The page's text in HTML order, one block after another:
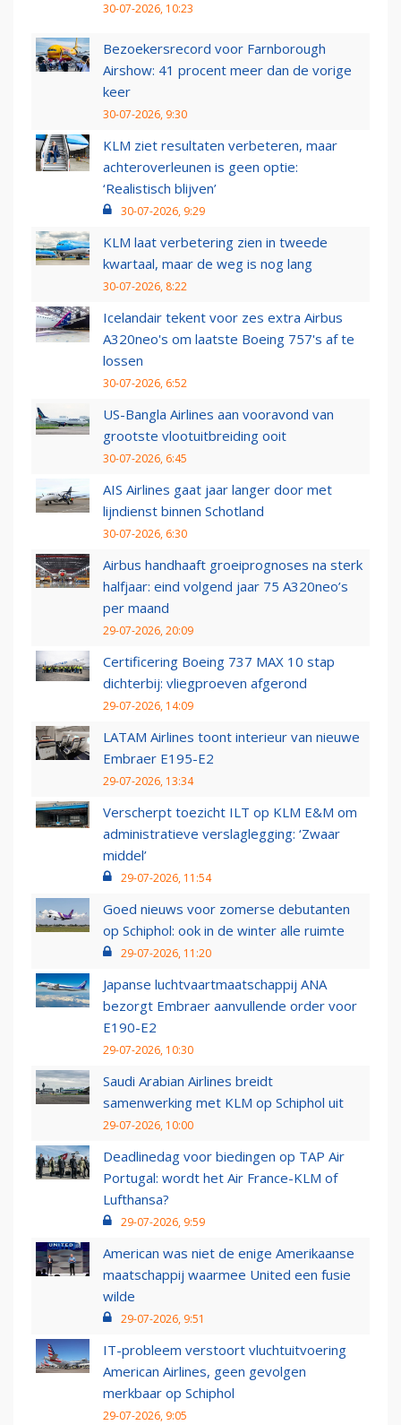
30-07-2026, 10:23
Bezoekersrecord voor Farnborough
Airshow: 41 procent meer dan de vorige
keer
30-07-2026, 9:30
KLM ziet resultaten verbeteren, maar
achteroverleunen is geen optie:
‘Realistisch blijven’
30-07-2026, 9:29
KLM laat verbetering zien in tweede
kwartaal, maar de weg is nog lang
30-07-2026, 8:22
Icelandair tekent voor zes extra Airbus
A320neo's om laatste Boeing 757's af te
lossen
30-07-2026, 6:52
US-Bangla Airlines aan vooravond van
grootste vlootuitbreiding ooit
30-07-2026, 6:45
AIS Airlines gaat jaar langer door met
lijndienst binnen Schotland
30-07-2026, 6:30
Airbus handhaaft groeiprognoses na sterk
halfjaar: eind volgend jaar 75 A320neo’s
per maand
29-07-2026, 20:09
Certificering Boeing 737 MAX 10 stap
dichterbij: vliegproeven afgerond
29-07-2026, 14:09
LATAM Airlines toont interieur van nieuwe
Embraer E195-E2
29-07-2026, 13:34
Verscherpt toezicht ILT op KLM E&M om
administratieve verslaglegging: ‘Zwaar
middel’
29-07-2026, 11:54
Goed nieuws voor zomerse debutanten
op Schiphol: ook in de winter alle ruimte
29-07-2026, 11:20
Japanse luchtvaartmaatschappij ANA
bezorgt Embraer aanvullende order voor
E190-E2
29-07-2026, 10:30
Saudi Arabian Airlines breidt
samenwerking met KLM op Schiphol uit
29-07-2026, 10:00
Deadlinedag voor biedingen op TAP Air
Portugal: wordt het Air France-KLM of
Lufthansa?
29-07-2026, 9:59
American was niet de enige Amerikaanse
maatschappij waarmee United een fusie
wilde
29-07-2026, 9:51
IT-probleem verstoort vluchtuitvoering
American Airlines, geen gevolgen
merkbaar op Schiphol
29-07-2026, 9:05